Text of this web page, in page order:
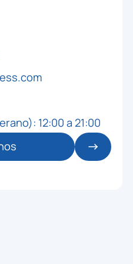
ALM - CARDIO
12:00 a 21:00